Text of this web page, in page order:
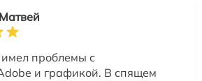
проблемы с
и графикой. В спящем